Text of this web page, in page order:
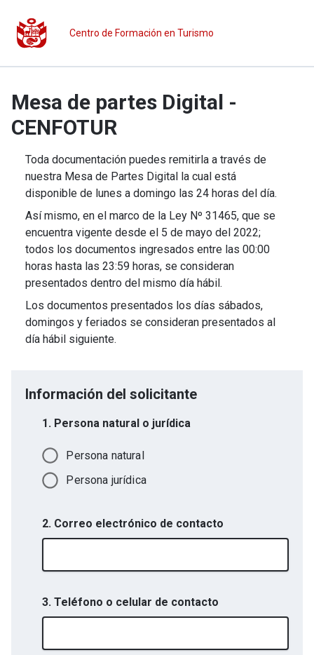
Centro de Formación en Turismo
Mesa de partes Digital -
CENFOTUR
Toda documentación puedes remitirla a través de
nuestra Mesa de Partes Digital la cual está
disponible de lunes a domingo las 24 horas del día.
Así mismo, en el marco de la Ley Nº 31465, que se
encuentra vigente desde el 5 de mayo del 2022;
todos los documentos ingresados entre las 00:00
horas hasta las 23:59 horas, se consideran
presentados dentro del mismo día hábil.
Los documentos presentados los días sábados,
domingos y feriados se consideran presentados al
día hábil siguiente.
Información del solicitante
1. Persona natural o jurídica
Persona natural
Persona jurídica
2. Correo electrónico de contacto
3. Teléfono o celular de contacto